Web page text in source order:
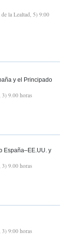
la Lealtad, 5) 9:00
y el Principado
3) 9.00 horas
España–EE.UU. y
3) 9.00 horas
3) 9:00 horas